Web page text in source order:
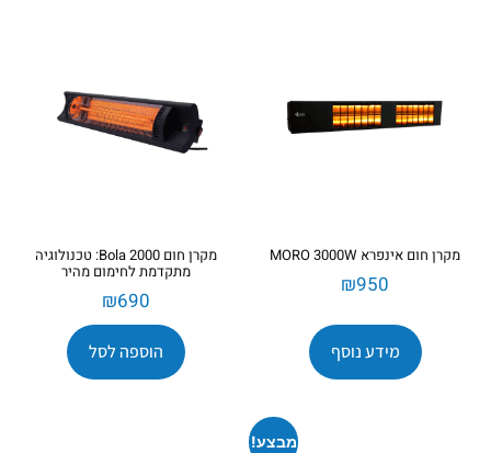
מקרן חום אינפרא MORO 3000W
₪950
מידע נוסף
מקרן חום Bola 2000: טכנולוגיה
מתקדמת לחימום מהיר
₪690
הוספה לסל
מבצע!